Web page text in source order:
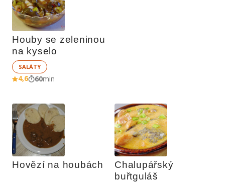
Houby se zeleninou
na kyselo
SALÁTY
4,6 60min
Hovězí na houbách
Chalupářský
buřtguláš